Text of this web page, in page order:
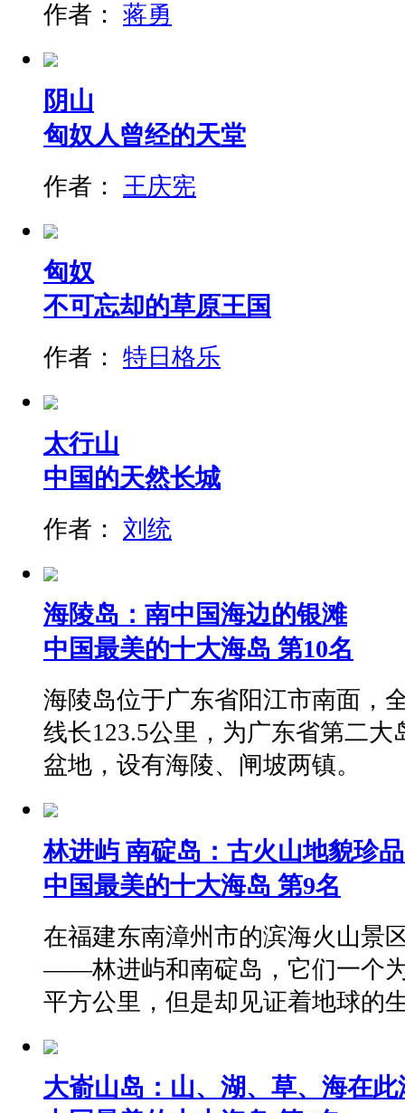
作者： 蒋勇
阴山
匈奴人曾经的天堂
作者： 王庆宪
匈奴
不可忘却的草原王国
作者： 特日格乐
太行山
中国的天然长城
作者： 刘统
海陵岛：南中国海边的银滩
中国最美的十大海岛 第10名
海陵岛位于广东省阳江市南面，
线长123.5公里，为广东省第二
盆地，设有海陵、闸坡两镇。
林进屿 南碇岛：古火山地貌珍
中国最美的十大海岛 第9名
在福建东南漳州市的滨海火山景
——林进屿和南碇岛，它们一个
平方公里，但是却见证着地球
大嵛山岛：山、湖、草、海在此